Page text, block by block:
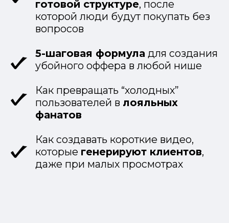
сюда
И теперь готов поделиться этим!